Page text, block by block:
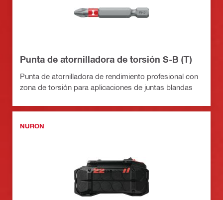
Punta de atornilladora de torsión S-B (T)
Punta de atornilladora de rendimiento profesional con
zona de torsión para aplicaciones de juntas blandas
NURON